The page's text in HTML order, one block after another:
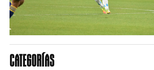
CATEGORÍAS